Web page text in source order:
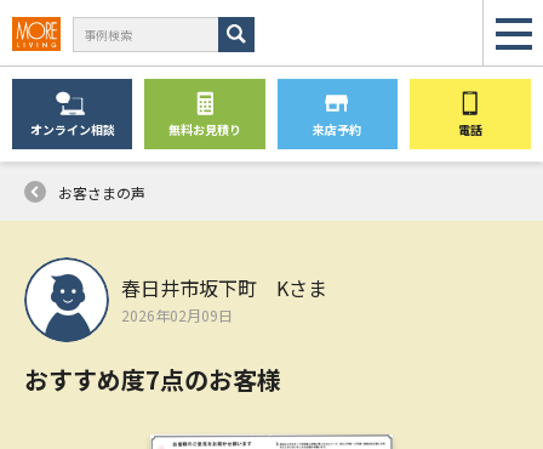
オンライン相談 無料お見積り 来店予約 電話
お客さまの声
春日井市坂下町 Kさま
2026年02月09日
おすすめ度7点のお客様